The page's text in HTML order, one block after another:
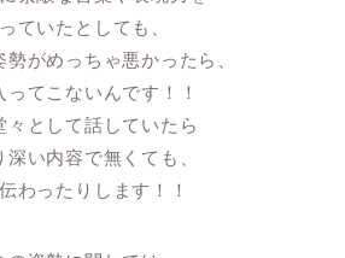
ていたとしても、
勢がめっちゃ悪かったら、
ってこないんです！！
々として話していたら
深い内容で無くても、
わったりします！！